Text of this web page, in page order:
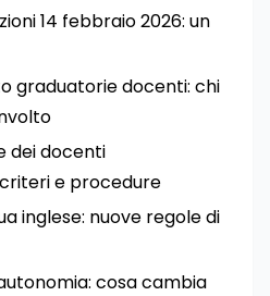
14 febbraio 2026: un
graduatorie docenti: chi
dei docenti
e procedure
inglese: nuove regole di
cosa cambia